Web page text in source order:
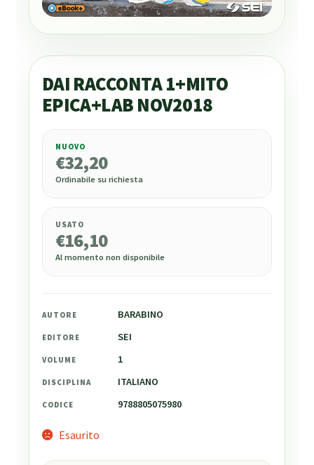
DAI RACCONTA 1+MITO
EPICA+LAB NOV2018
32,20
NUOVO
€32,20
Ordinabile su richiesta
USATO
€16,10
Al momento non disponibile
AUTORE BARABINO
EDITORE SEI
VOLUME 1
DISCIPLINA ITALIANO
CODICE 9788805075980
Esaurito